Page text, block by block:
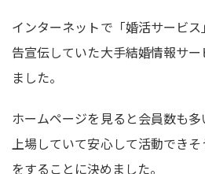
インターネットで「婚活サービ
告宣伝していた大手結婚情報サ
ました。
ホームページを見ると会員数も
上場していて安心して活動でき
をすることに決めました。